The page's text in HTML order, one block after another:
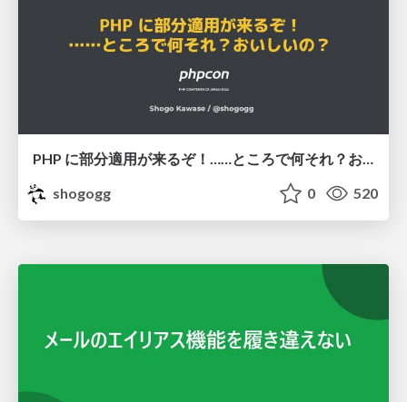
PHP に部分適用が来るぞ！……ところで何それ？おいしいの？ #phpcon / phpcon-2026
shogogg
0 520